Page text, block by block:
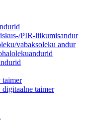
PIR-liikumisandur
vabaksoleku andur
taimer
digitaalne taimer